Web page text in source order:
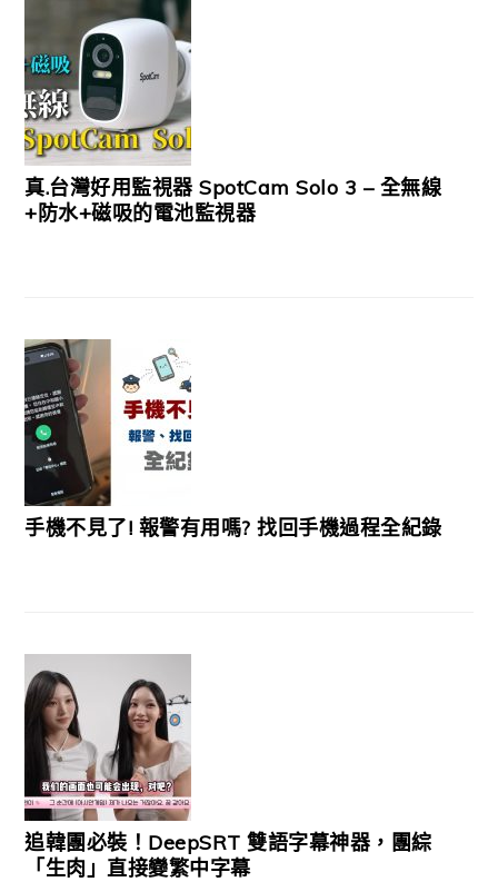
真.台灣好用監視器 SpotCam Solo 3 – 全無線
+防水+磁吸的電池監視器
手機不見了! 報警有用嗎? 找回手機過程全紀錄
追韓團必裝！DeepSRT 雙語字幕神器，團綜
「生肉」直接變繁中字幕